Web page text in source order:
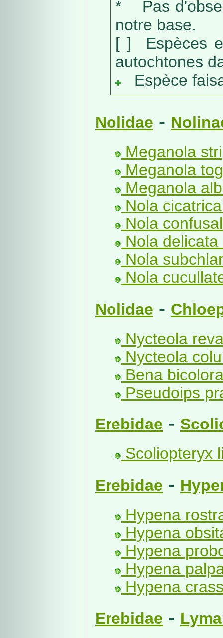
* Pas
notre base.
[ ] Espèces
autochtones
Espèce
Nolidae -
Meganola
Meganola
Meganola
Nola
Nola
Nola delicata
Nola
Nola
Nolidae -
Nycteola
Nycteola
Bena
Pseudoips
Erebidae -
Scoliopteryx
Erebidae -
Hypena
Hypena
Hypena
Hypena
Hypena
Erebidae -